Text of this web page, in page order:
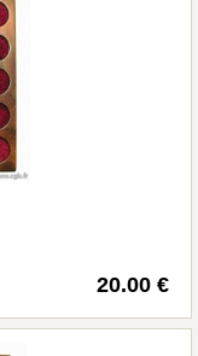
20.00 €